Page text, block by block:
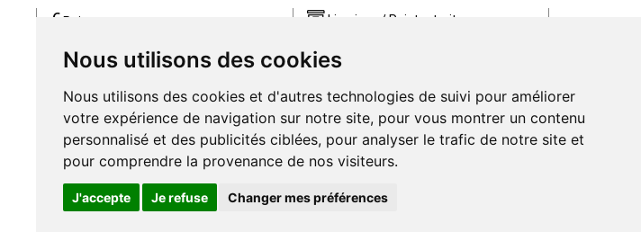
Nous utilisons des cookies
Nous utilisons des cookies et d'autres technologies de suivi pour améliorer
votre expérience de navigation sur notre site, pour vous montrer un contenu
personnalisé et des publicités ciblées, pour analyser le trafic de notre site et
pour comprendre la provenance de nos visiteurs.
J'accepte Je refuse Changer mes préférences
€Paiement
paiement entièrement sécurisé, quel
Paiement sécurisé et simple
Livraison / Point retrait
commande rapidement chez vous ou
Livraison chez vous ou en points relais